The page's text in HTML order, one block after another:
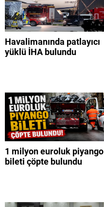
Havalimanında patlayıcı
yüklü İHA bulundu
1 milyon euroluk piyango
bileti çöpte bulundu